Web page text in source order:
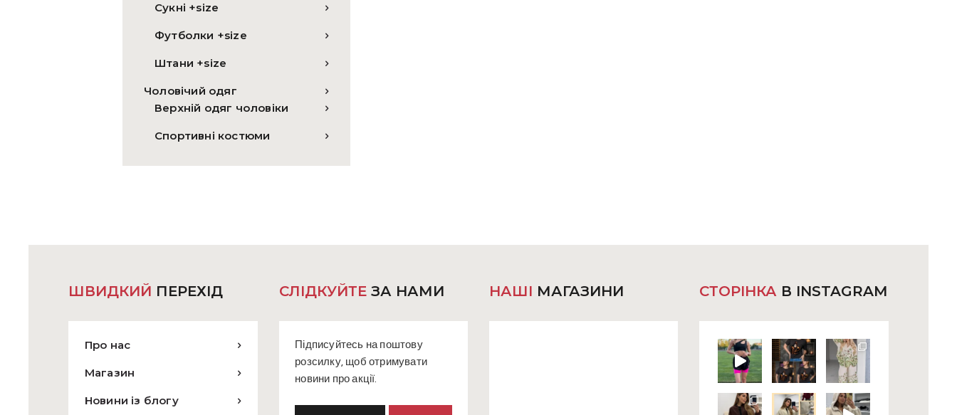
Сукні +size
Футболки +size
Штани +size
Чоловічий одяг
Верхній одяг чоловіки
Спортивні костюми
ШВИДКИЙ ПЕРЕХІД
Про нас
Магазин
Новини із блогу
СЛІДКУЙТЕЗА НАМИ
Підписуйтесь на поштову
розсилку, щоб отримувати
новини про акції.
НАШІ МАГАЗИНИ СТОРІНКА В INSTAGRAM